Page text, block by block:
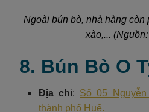
Ngoài bún bò, nhà hàng còn
xào,...
8. Bún Bò O
Địa chỉ: Số 05
thành phố Huế.